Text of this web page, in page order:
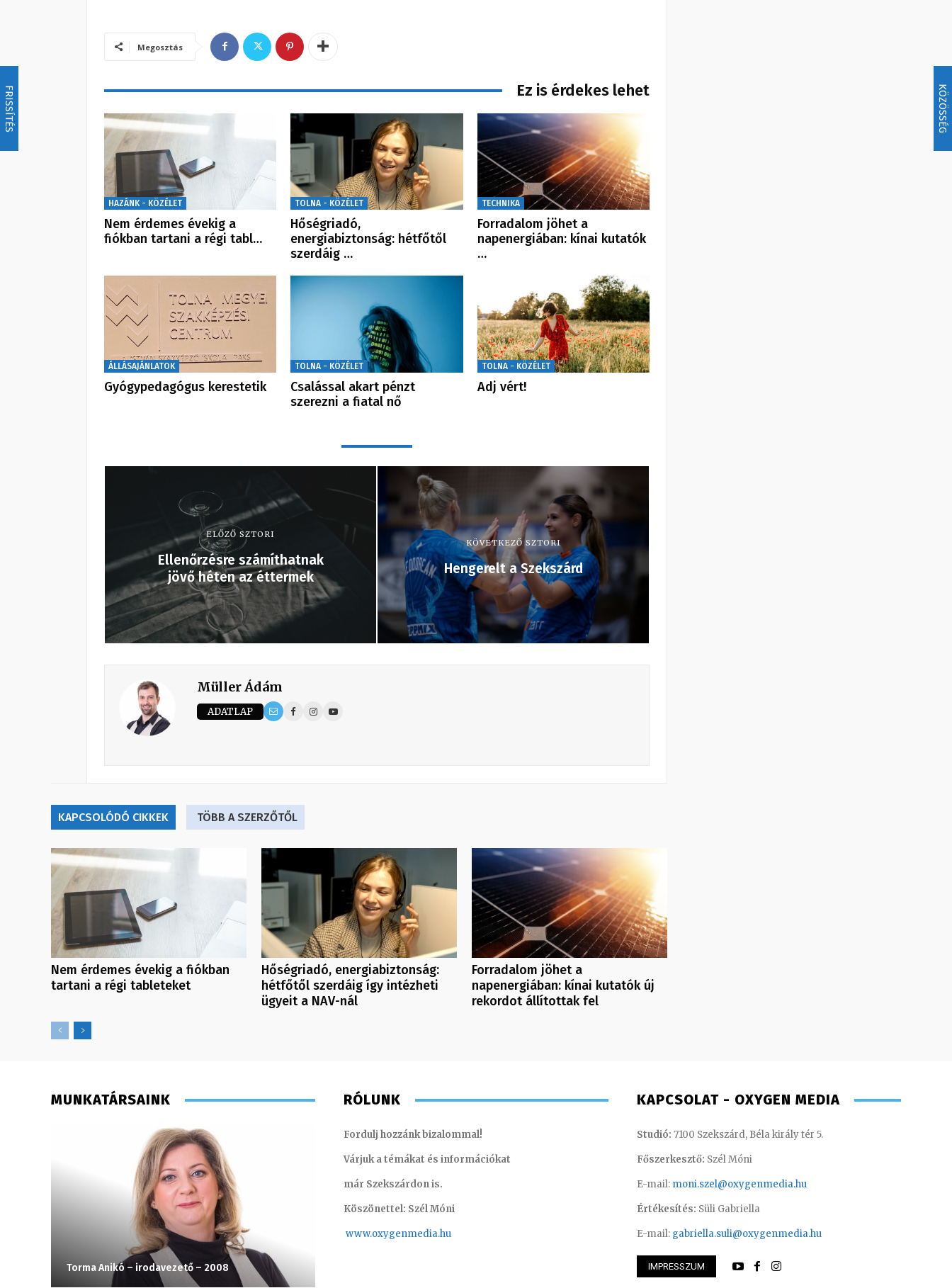
FRISSÍTÉS KÖZÖSSÉG
Megosztás
Ez is érdekes lehet
HAZÁNK - KÖZÉLET
Nem érdemes évekig a
fiókban tartani a régi tabl…
TOLNA - KÖZÉLET
Hőségriadó,
energiabiztonság: hétfőtől
szerdáig …
TECHNIKA
Forradalom jöhet a
napenergiában: kínai kutatók
…
ÁLLÁSAJÁNLATOK
Gyógypedagógus kerestetik
TOLNA - KÖZÉLET
Csalással akart pénzt
szerezni a fiatal nő
TOLNA - KÖZÉLET
Adj vért!
ELŐZŐ SZTORI
Ellenőrzésre számíthatnak
jövő héten az éttermek
KÖVETKEZŐ SZTORI
Hengerelt a Szekszárd
Müller Ádám
ADATLAP
KAPCSOLÓDÓ CIKKEK TÖBB A SZERZŐTŐL
Nem érdemes évekig a fiókban
tartani a régi tableteket
Hőségriadó, energiabiztonság:
hétfőtől szerdáig így intézheti
ügyeit a NAV-nál
Forradalom jöhet a
napenergiában: kínai kutatók új
rekordot állítottak fel
MUNKATÁRSAINK
Torma Anikó – irodavezető – 2008 Szentgáthi Csaba – szerkesztő-riporter
RÓLUNK
Fordulj hozzánk bizalommal!
Várjuk a témákat és információkat
már Szekszárdon is.
Köszönettel: Szél Móni
www.oxygenmedia.hu
KAPCSOLAT - OXYGEN MEDIA
Studió: 7100 Szekszárd, Béla király tér 5.
Főszerkesztő: Szél Móni
E-mail: moni.szel@oxygenmedia.hu
Értékesítés: Süli Gabriella
E-mail: gabriella.suli@oxygenmedia.hu
IMPRESSZUM